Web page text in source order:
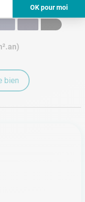
OK pour moi
vos Options
serre (GES)
bien